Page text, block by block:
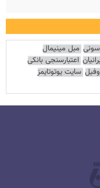
مبل مینیمال
اعتبارسنجی بانکی
سایت یوتوتایمز